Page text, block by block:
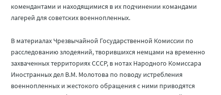
комендантами и находящимися в их подчинении командами
лагерей для советских военнопленных.
В материалах Чрезвычайной Государственной Комиссии по
расследованию злодеяний, творившихся немцами на временно
захваченных территориях СССР, в нотах Народного Комиссара
Иностранных дел В.М. Молотова по поводу истребления
военнопленных и жестокого обращения с ними приводятся